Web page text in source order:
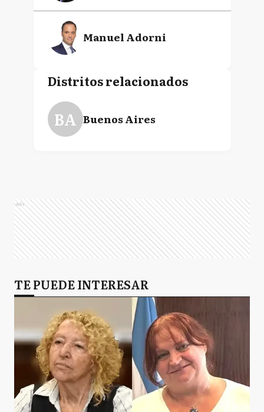
Manuel Adorni
Distritos relacionados
BA Buenos Aires
Ads
TE PUEDE INTERESAR